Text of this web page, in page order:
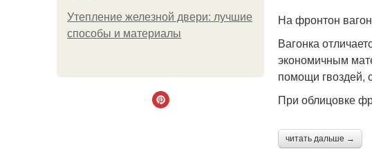
Утепление железной двери: лучшие
способы и материалы
На фронтон
Вагонка
экономичным
помощи гвоздей,
При облицовке
читать дальше →